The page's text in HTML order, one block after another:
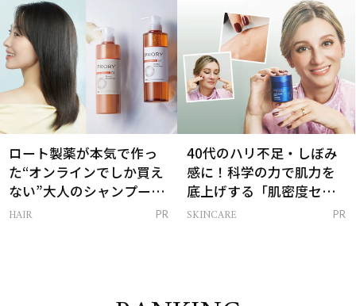
ロート製薬が本気で作っ
た“オンラインでしか買え
ない”大人のシャンプー＆
トリートメントって？
HAIR PR
40代のハリ不足・しぼみ
感に！科学の力で肌力を
底上げする「肌密度セラ
ム」
SKINCARE PR